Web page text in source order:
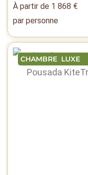
À partir de 1 868 €
par personne
CHAMBRE LUXE